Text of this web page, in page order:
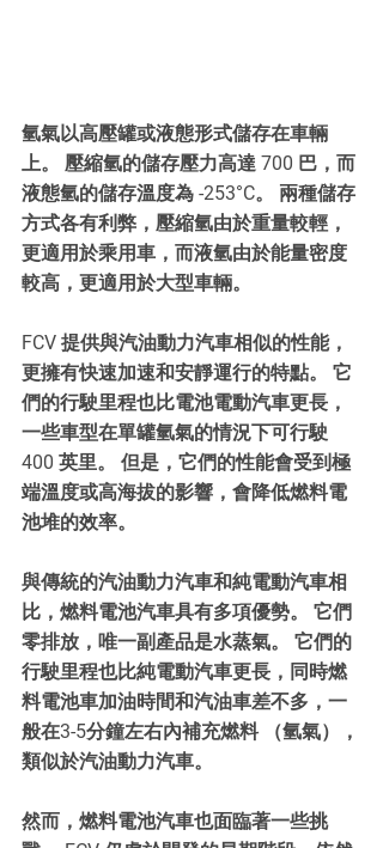
氫氣以高壓罐或液態形式儲存在車輛
上。 壓縮氫的儲存壓力高達 700 巴，而
液態氫的儲存溫度為 -253°C。 兩種儲存
方式各有利弊，壓縮氫由於重量較輕，
更適用於乘用車，而液氫由於能量密度
較高，更適用於大型車輛。
FCV 提供與汽油動力汽車相似的性能，
更擁有快速加速和安靜運行的特點。 它
們的行駛里程也比電池電動汽車更長，
一些車型在單罐氫氣的情況下可行駛
400 英里。 但是，它們的性能會受到極
端溫度或高海拔的影響，會降低燃料電
池堆的效率。
與傳統的汽油動力汽車和純電動汽車相
比，燃料電池汽車具有多項優勢。 它們
零排放，唯一副產品是水蒸氣。 它們的
行駛里程也比純電動汽車更長，同時燃
料電池車加油時間和汽油車差不多，一
般在3-5分鐘左右內補充燃料 （氫氣），
類似於汽油動力汽車。
然而，燃料電池汽車也面臨著一些挑